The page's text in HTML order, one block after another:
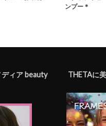
ンプー＊
ィア beauty
THETAに